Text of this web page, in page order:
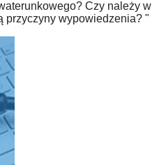
Czy należy w
przyczyny wypowiedzenia? "